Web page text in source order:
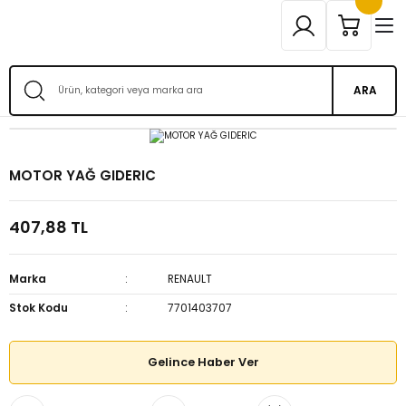
ARA
MOTOR YAĞ GIDERIC
407,88 TL
Marka
RENAULT
Stok Kodu
7701403707
Gelince Haber Ver